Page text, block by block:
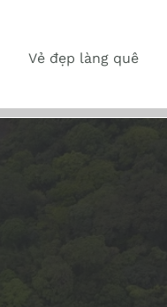
Vẻ đẹp làng quê